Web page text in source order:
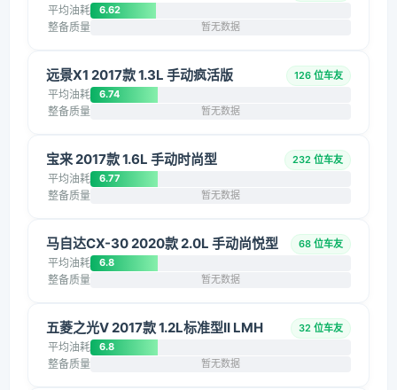
平均油耗 6.62
整备质量 暂无数据
远景X1 2017款 1.3L 手动疯活版 126 位车友
平均油耗 6.74
整备质量 暂无数据
宝来 2017款 1.6L 手动时尚型 232 位车友
平均油耗 6.77
整备质量 暂无数据
马自达CX-30 2020款 2.0L 手动尚悦型 68 位车友
平均油耗 6.8
整备质量 暂无数据
五菱之光V 2017款 1.2L标准型II LMH 32 位车友
平均油耗 6.8
整备质量 暂无数据